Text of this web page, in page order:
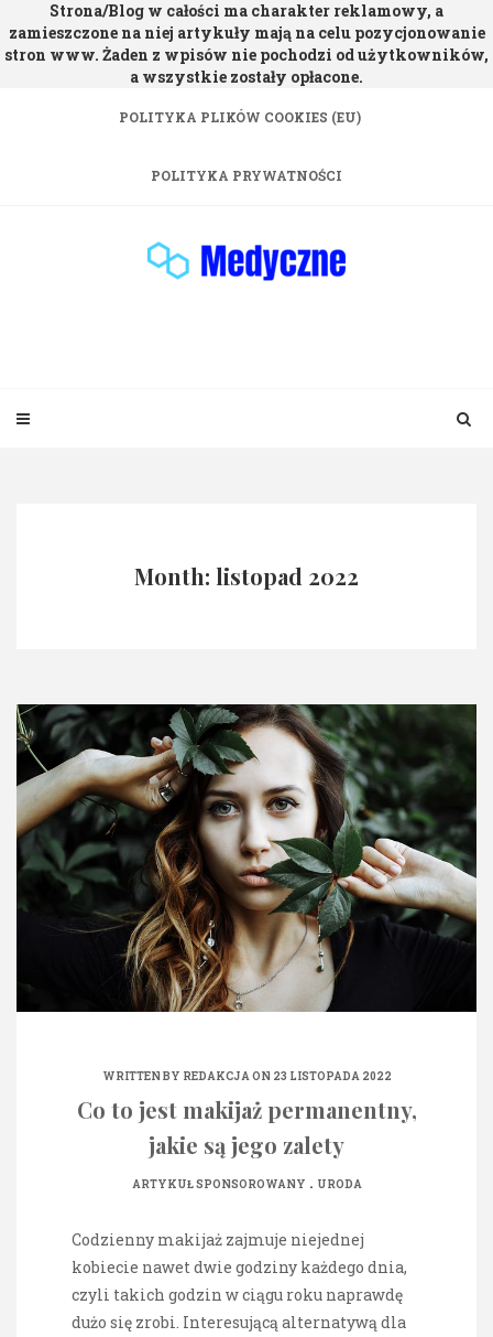
Strona/Blog w całości ma charakter reklamowy, a
zamieszczone na niej artykuły mają na celu pozycjonowanie
stron www. Żaden z wpisów nie pochodzi od użytkowników,
a wszystkie zostały opłacone.
POLITYKA PLIKÓW COOKIES (EU)
POLITYKA PRYWATNOŚCI
Month: listopad 2022
WRITTEN BY REDAKCJAON 23 LISTOPADA 2022
Co to jest makijaż permanentny,
jakie są jego zalety
ARTYKUŁ SPONSOROWANY . URODA
Codzienny makijaż zajmuje niejednej
kobiecie nawet dwie godziny każdego dnia,
czyli takich godzin w ciągu roku naprawdę
dużo się zrobi. Interesującą alternatywą dla